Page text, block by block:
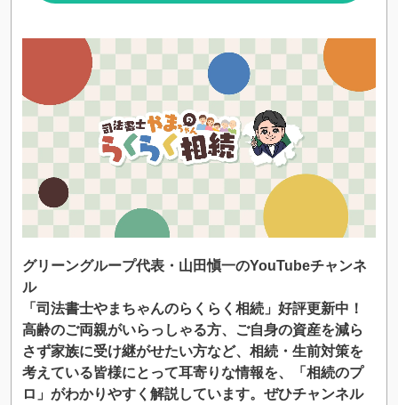
グリーングループ代表・山田愼一のYouTubeチャンネ
ル
「司法書士やまちゃんのらくらく相続」好評更新中！
高齢のご両親がいらっしゃる方、ご自身の資産を減ら
さず家族に受け継がせたい方など、相続・生前対策を
考えている皆様にとって耳寄りな情報を、「相続のプ
ロ」がわかりやすく解説しています。ぜひチャンネル